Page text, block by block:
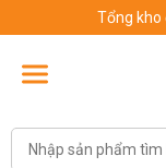
Tổng kho